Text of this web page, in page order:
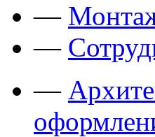
—
—
—